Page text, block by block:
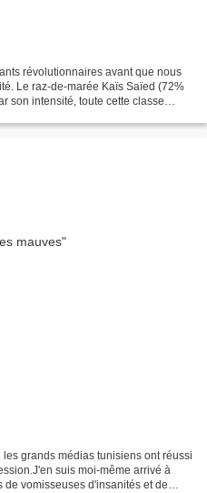
révolutionnaires avant que nous
Le raz-de-marée Kaïs Saïed (72%
son intensité, toute cette classe
grands médias tunisiens ont réussi
suis moi-même arrivé à
vomisseuses d'insanités et de